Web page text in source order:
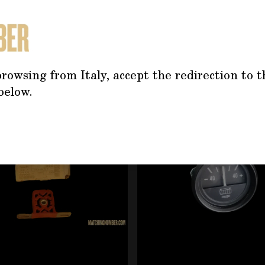
from Italy, accept the redirection to
INTERESSARTI
il tasto tabulazione. È possibile saltare il